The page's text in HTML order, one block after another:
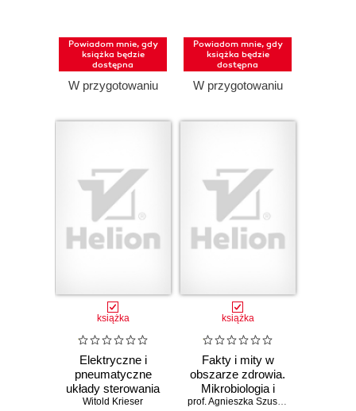
Powiadom mnie, gdy
książka będzie
dostępna
W przygotowaniu
Powiadom mnie, gdy
książka będzie
dostępna
W przygotowaniu
książka
Elektryczne i
pneumatyczne
układy sterowania
w pigułce
Witold Krieser
książka
Fakty i mity w
obszarze zdrowia.
Mikrobiologia i
wakcynologia prof. Agnieszka Szuster-Ciesielska; dr Tomasz Dziecištkowski